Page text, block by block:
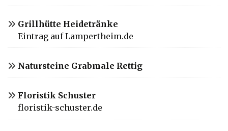
Grillhütte Heidetränke
Eintrag auf Lampertheim.de
Natursteine Grabmale Rettig
Floristik Schuster
floristik-schuster.de